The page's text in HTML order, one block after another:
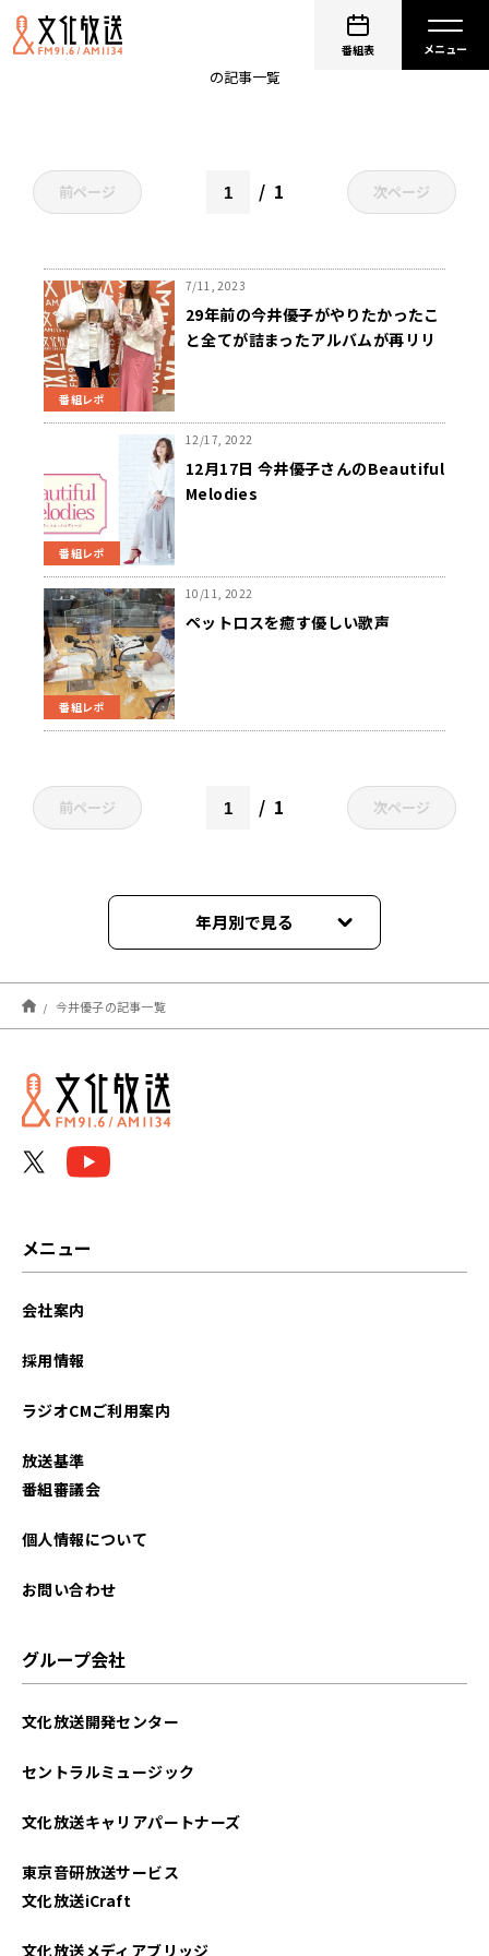
番組表
の記事一覧
前ページ 1 次ページ
番組レポ
7/11, 2023
29年前の今井優子がやりたかったこ
と全てが詰まったアルバムが再リリ
番組レポ
12/17, 2022
12月17日 今井優子さんのBeautiful
Melodies
番組レポ
10/11, 2022
ペットロスを癒す優しい歌声
前ページ 1 次ページ
年月別で見る
2023年07月
2022年12月
2022年10月
今井優子の記事一覧
メニュー
会社案内
採用情報
ラジオCMご利用案内
放送基準
番組審議会
個人情報について
お問い合わせ
グループ会社
文化放送開発センター
セントラルミュージック
文化放送キャリアパートナーズ
東京音研放送サービス
文化放送iCraft
文化放送メディアブリッジ